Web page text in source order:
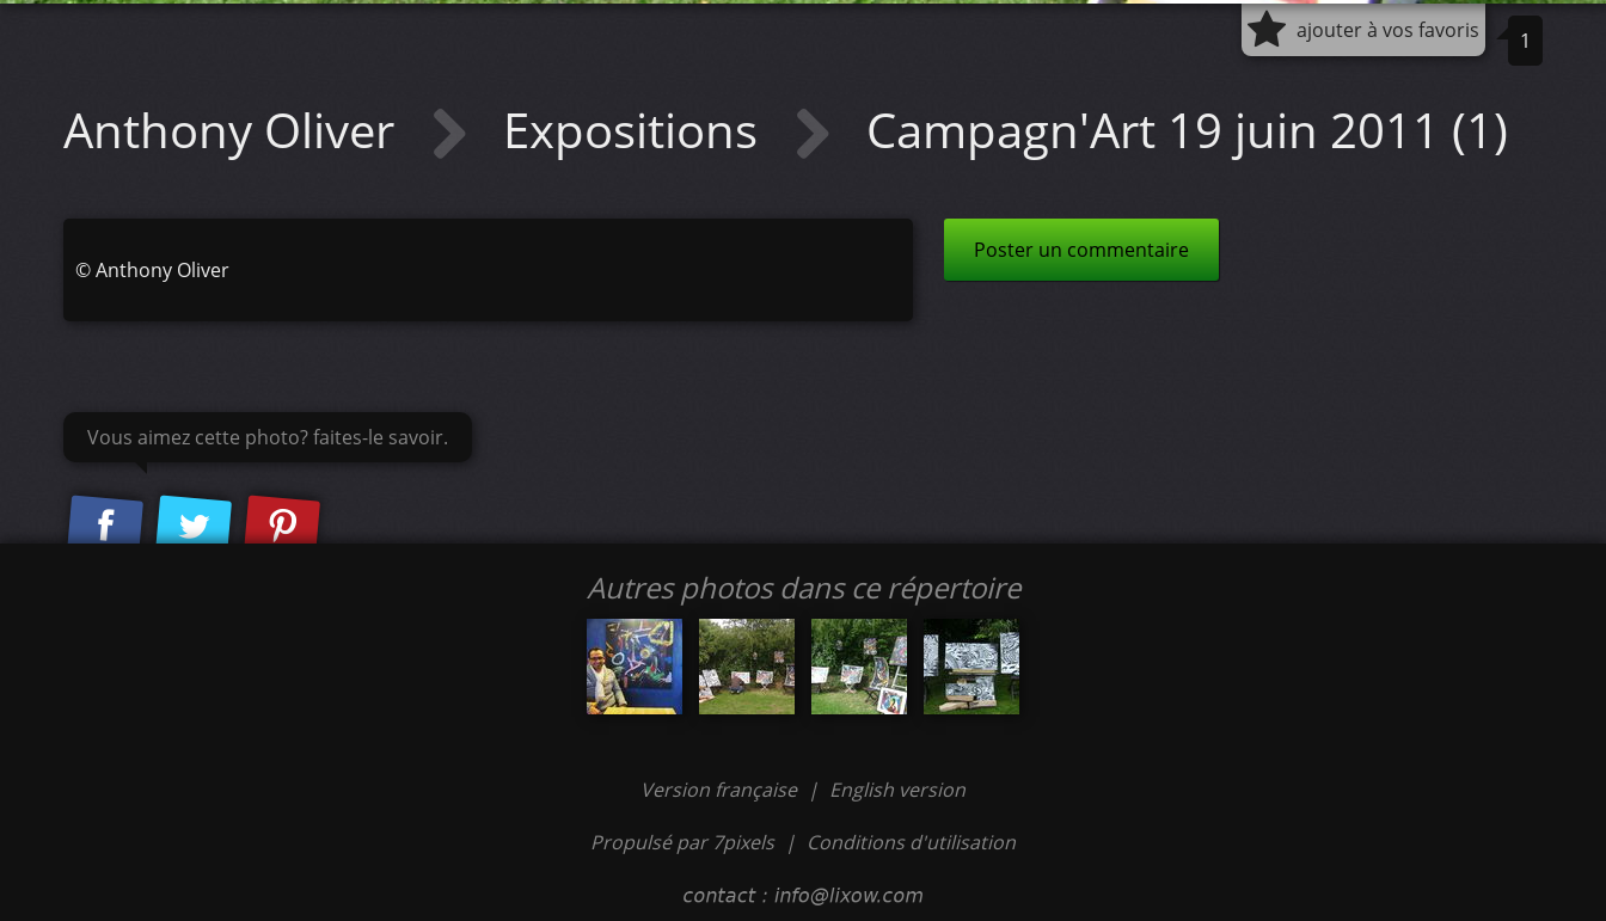
ajouter à vos favoris 1
Anthony Oliver Expositions Campagn'Art 19 juin 2011 (1)
©Anthony Oliver
Poster un commentaire
Vous aimez cette photo? faites-le savoir.
Autres photos dans ce répertoire
Version française | English version
Propulsé par 7pixels | Conditions d'utilisation